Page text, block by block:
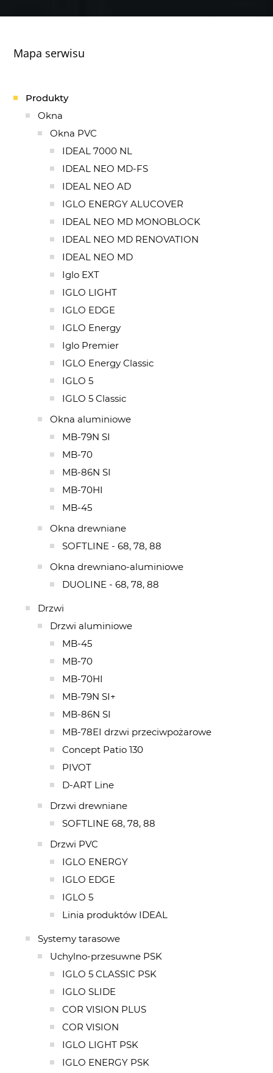
Mapa serwisu
Produkty
Okna
Okna PVC
IDEAL 7000 NL
IDEAL NEO MD-FS
IDEAL NEO AD
IGLO ENERGY ALUCOVER
IDEAL NEO MD MONOBLOCK
IDEAL NEO MD RENOVATION
IDEAL NEO MD
Iglo EXT
IGLO LIGHT
IGLO EDGE
IGLO Energy
Iglo Premier
IGLO Energy Classic
IGLO 5
IGLO 5 Classic
Okna aluminiowe
MB-79N SI
MB-70
MB-86N SI
MB-70HI
MB-45
Okna drewniane
SOFTLINE - 68, 78, 88
Okna drewniano-aluminiowe
DUOLINE - 68, 78, 88
Drzwi
Drzwi aluminiowe
MB-45
MB-70
MB-70HI
MB-79N SI+
MB-86N SI
MB-78EI drzwi przeciwpożarowe
Concept Patio 130
PIVOT
D-ART Line
Drzwi drewniane
SOFTLINE 68, 78, 88
Drzwi PVC
IGLO ENERGY
IGLO EDGE
IGLO 5
Linia produktów IDEAL
Systemy tarasowe
Uchylno-przesuwne PSK
IGLO 5 CLASSIC PSK
IGLO SLIDE
COR VISION PLUS
COR VISION
IGLO LIGHT PSK
IGLO ENERGY PSK